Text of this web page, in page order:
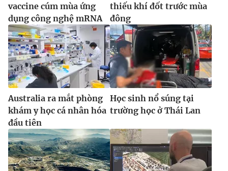
vaccine cúm mùa ứng
dụng công nghệ mRNA
thiếu khí đốt trước mùa
đông
Australia ra mắt phòng
khám y học cá nhân hóa
đầu tiên
Học sinh nổ súng tại
trường học ở Thái Lan